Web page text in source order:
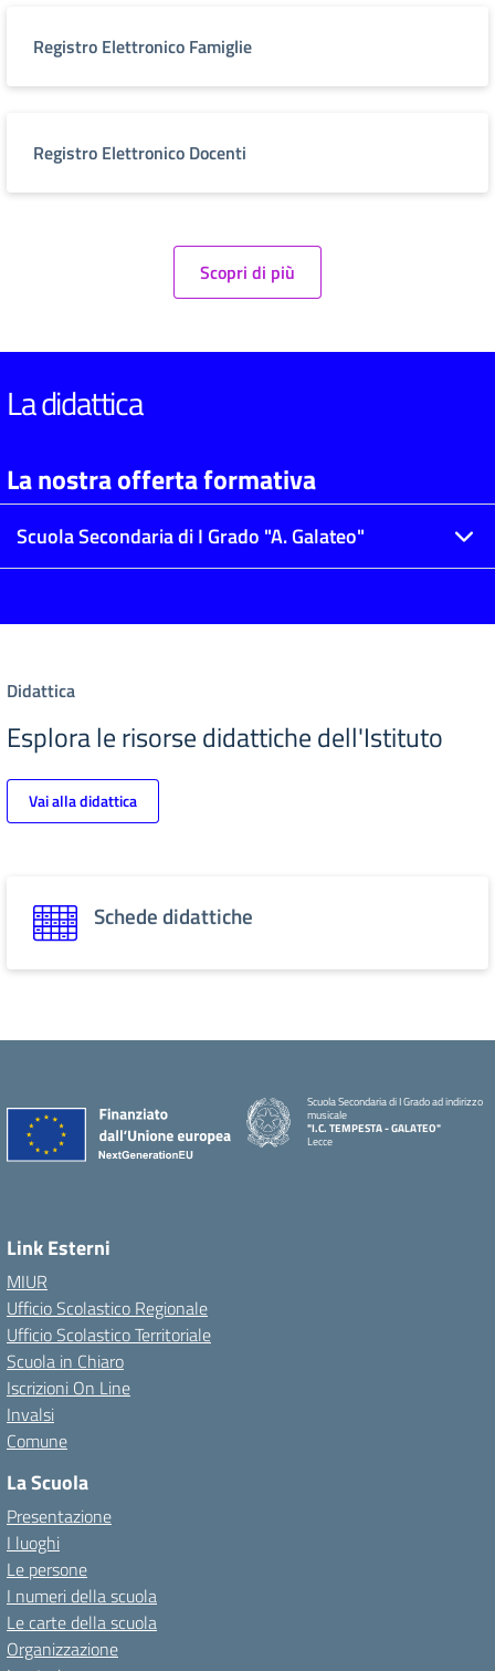
Registro Elettronico Famiglie
Registro Elettronico Docenti
Scopri di più
La didattica
La nostra offerta formativa
Scuola Secondaria di I Grado "A. Galateo"
Didattica
Esplora le risorse didattiche dell'Istituto
Vai alla didattica
Schede didattiche
Scuola Secondaria di I Grado ad indirizzo
musicale
"I.C. TEMPESTA - GALATEO"
Lecce
Link Esterni
MIUR
Ufficio Scolastico Regionale
Ufficio Scolastico Territoriale
Scuola in Chiaro
Iscrizioni On Line
Invalsi
Comune
La Scuola
Presentazione
I luoghi
Le persone
I numeri della scuola
Le carte della scuola
Organizzazione